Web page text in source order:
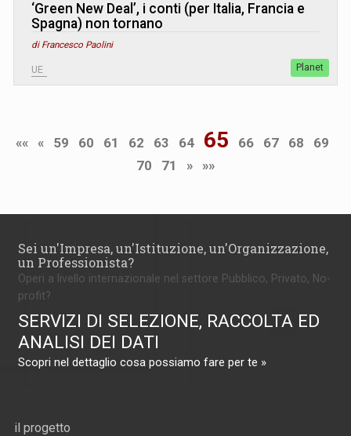
‘Green New Deal’, i conti (per Italia, Francia e
Spagna) non tornano
di Francesco Paolini
UE Planet
«« « 59 60 61 62 63 64 65 66 67 68
69
70
71 » »»
Sei un'Impresa, un'Istituzione, un'Organizzazione,
un Professionista?
Operi a livello internazionale nel settore Pubblico, Privato, No-
profit?
SERVIZI DI SELEZIONE, RACCOLTA ED
ANALISI DEI DATI
Scopri nel dettaglio cosa possiamo fare per te »
il progetto